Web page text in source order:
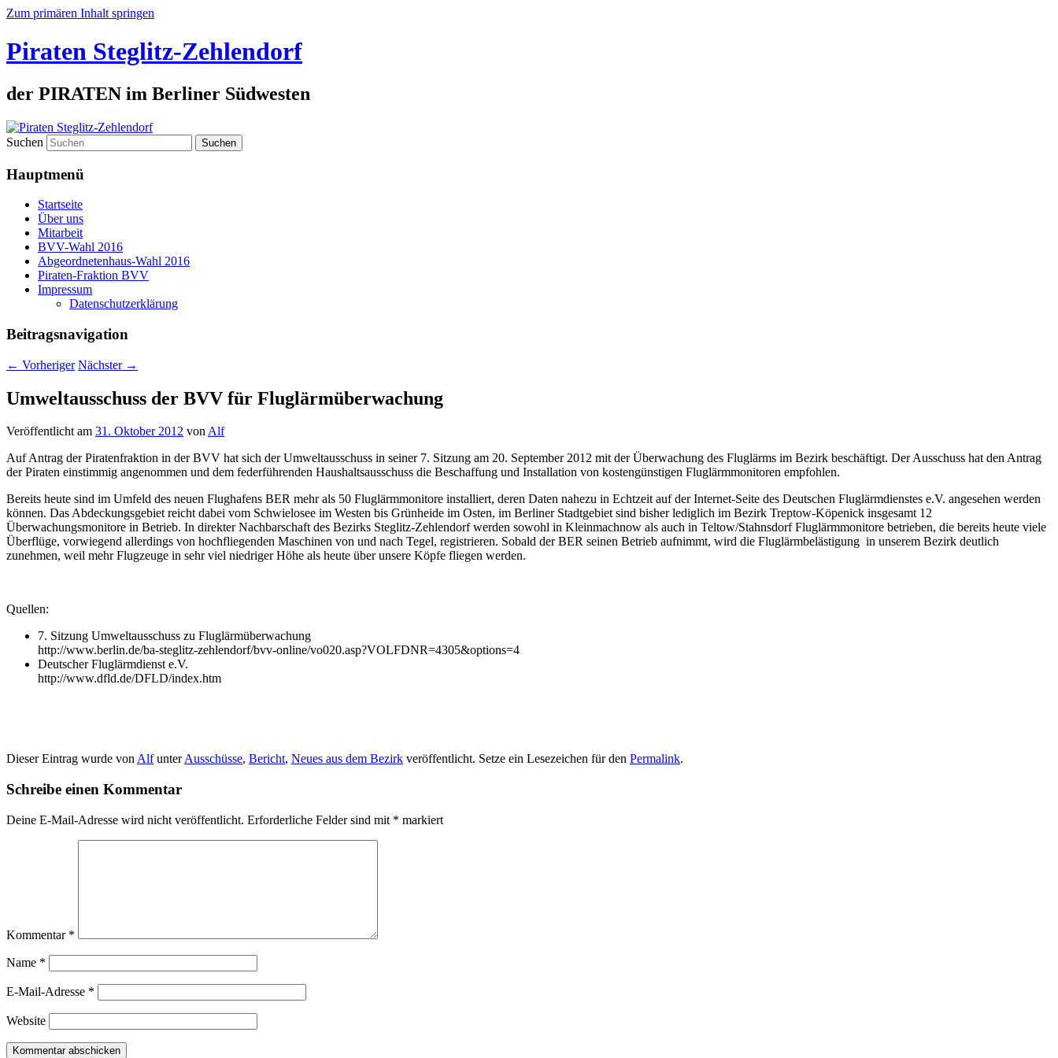
Zum primären Inhalt springen
Piraten Steglitz-Zehlendorf
der PIRATEN im Berliner Südwesten
Suchen
Hauptmenü
Startseite
Über uns
Mitarbeit
BVV-Wahl 2016
Abgeordnetenhaus-Wahl 2016
Piraten-Fraktion BVV
Impressum
Datenschutzerklärung
Beitragsnavigation
← Vorheriger Nächster →
Umweltausschuss der BVV für Fluglärmüberwachung
Veröffentlicht am 31. Oktober 2012 vonAlf
Auf Antrag der Piratenfraktion in der BVV hat sich der Umweltausschuss in seiner 7. Sitzung am 20. September 2012 mit der Überwachung des Fluglärms im Bezirk beschäftigt. Der Ausschuss hat den Antrag
der Piraten einstimmig angenommen und dem federführenden Haushaltsausschuss die Beschaffung und Installation von kostengünstigen Fluglärmmonitoren empfohlen.
Bereits heute sind im Umfeld des neuen Flughafens BER mehr als 50 Fluglärmmonitore installiert, deren Daten nahezu in Echtzeit auf der Internet-Seite des Deutschen Fluglärmdienstes e.V. angesehen werden
können. Das Abdeckungsgebiet reicht dabei vom Schwielosee im Westen bis Grünheide im Osten, im Berliner Stadtgebiet sind bisher lediglich im Bezirk Treptow-Köpenick insgesamt 12
Überwachungsmonitore in Betrieb. In direkter Nachbarschaft des Bezirks Steglitz-Zehlendorf werden sowohl in Kleinmachnow als auch in Teltow/Stahnsdorf Fluglärmmonitore betrieben, die bereits heute viele
Überflüge, vorwiegend allerdings von hochfliegenden Maschinen von und nach Tegel, registrieren. Sobald der BER seinen Betrieb aufnimmt, wird die Fluglärmbelästigung in unserem Bezirk deutlich
zunehmen, weil mehr Flugzeuge in sehr viel niedriger Höhe als heute über unsere Köpfe fliegen werden.
Quellen:
7. Sitzung Umweltausschuss zu Fluglärmüberwachung
http://www.berlin.de/ba-steglitz-zehlendorf/bvv-online/vo020.asp?VOLFDNR=4305&options=4
Deutscher Fluglärmdienst e.V.
http://www.dfld.de/DFLD/index.htm
Dieser Eintrag wurde vonAlfunterAusschüsse, Bericht, Neues aus dem Bezirk veröffentlicht. Setze ein Lesezeichen für den Permalink.
Schreibe einen Kommentar
Deine E-Mail-Adresse wird nicht veröffentlicht. Erforderliche Felder sind mit * markiert
Kommentar *
Name *
E-Mail-Adresse *
Website